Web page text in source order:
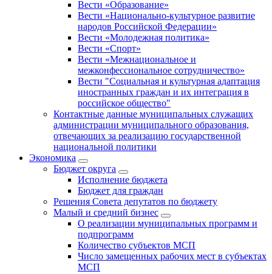
Вести «Образование»
Вести «Национально-культурное развитие
народов Российской Федерации»
Вести «Молодежная политика»
Вести «Спорт»
Вести «Межнациональное и
межконфессиональное сотрудничество»
Вести "Социальная и культурная адаптация
иностранных граждан и их интеграция в
российское общество"
Контактные данные муниципальных служащих
администрации муниципального образования,
отвечающих за реализацию государственной
национальной политики
Экономика
Бюджет округa
Исполнение бюджета
Бюджет для граждан
Решения Совета депутатов по бюджету
Малый и средний бизнес
О реализации муниципальных программ и
подпрограмм
Количество субъектов МСП
Число замещенных рабочих мест в субъектах
МСП